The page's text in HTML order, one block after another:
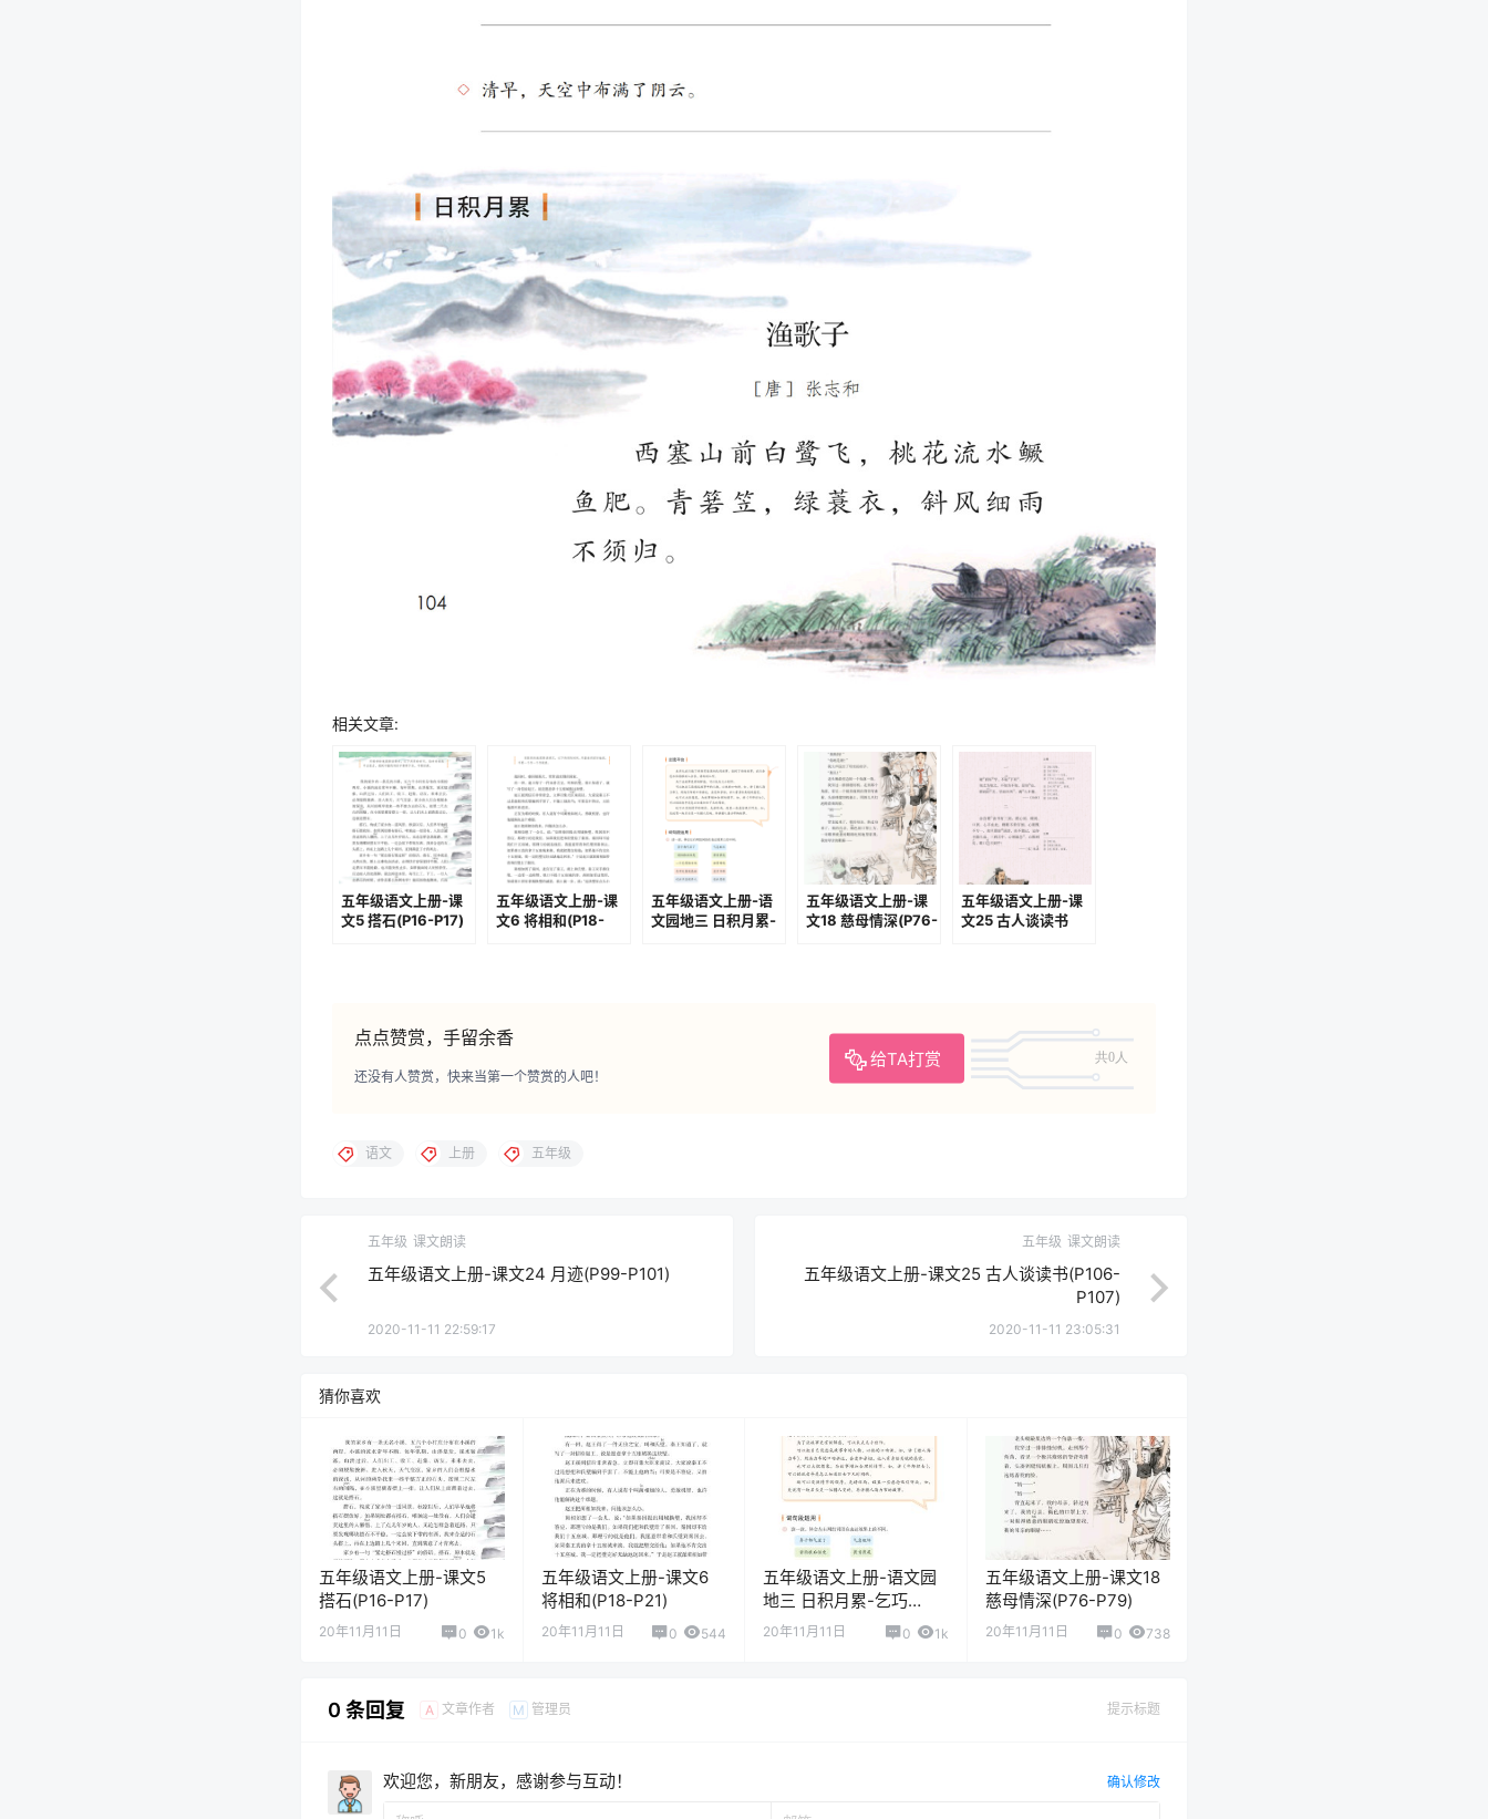
相关文章:
五年级语文上册-课
文5 搭石(P16-P17)
五年级语文上册-课
文6 将相和(P18-
五年级语文上册-语
文园地三 日积月累-
五年级语文上册-课
文18 慈母情深(P76-
五年级语文上册-课
文25 古人谈读书
点点赞赏，手留余香
给TA打赏 共0人
还没有人赞赏，快来当第一个赞赏的人吧！
语文 上册 五年级
五年级 课文朗读
五年级语文上册-课文24 月迹(P99-P101)
2020-11-11 22:59:17
五年级 课文朗读
五年级语文上册-课文25 古人谈读书(P106-
P107)
2020-11-11 23:05:31
猜你喜欢
五年级语文上册-课文5
搭石(P16-P17)
20年11月11日 0 1k
五年级语文上册-课文6
将相和(P18-P21)
20年11月11日 0 544
五年级语文上册-语文园
地三 日积月累-乞巧
(P45-P46)
20年11月11日 0 1k
五年级语文上册-课文18
慈母情深(P76-P79)
20年11月11日 0 738
0 条回复 A 文章作者 M 管理员 提示标题
欢迎您，新朋友，感谢参与互动！ 确认修改